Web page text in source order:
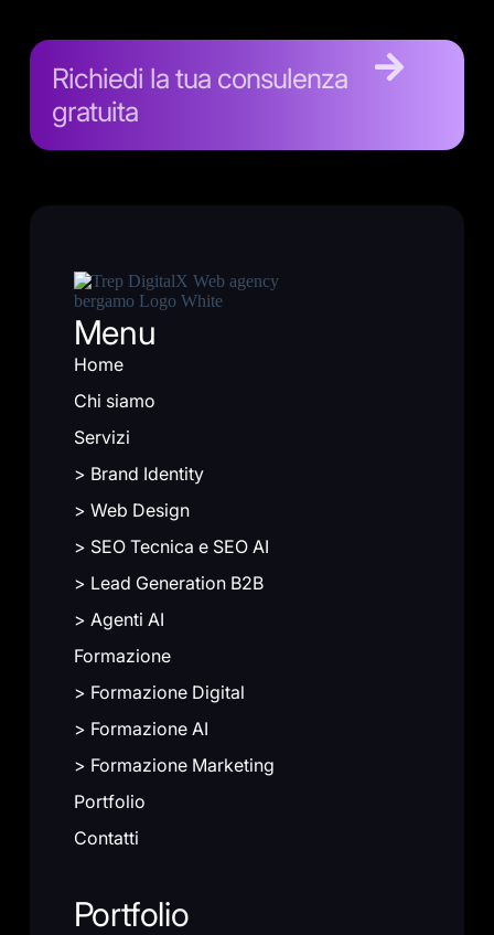
Richiedi la tua consulenza
gratuita
Menu
Home
Chi siamo
Servizi
> Brand Identity
> Web Design
> SEO Tecnica e SEO AI
> Lead Generation B2B
> Agenti AI
Formazione
> Formazione Digital
> Formazione AI
> Formazione Marketing
Portfolio
Contatti
Portfolio